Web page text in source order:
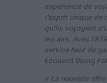
expérience de
l’esprit unique de
qu’ils voyagent
les airs. Avec
service haut de
Edouard Wong
« La nouvelle